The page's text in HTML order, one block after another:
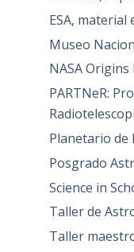
ESA, material
Museo
NASA
PARTNeR:
Planetario de
Posgrado
Science in
Taller de
Taller